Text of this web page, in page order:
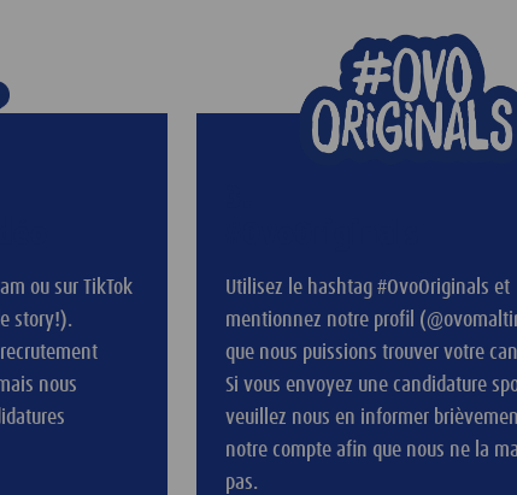
ou sur TikTok
story!).
nous
Utilisez le hashtag #OvoOriginals et
mentionnez notre profil
que nous puissions trouver votre
Si vous envoyez une candidature
veuillez nous en informer
notre compte afin que nous ne la
pas.